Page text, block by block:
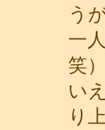
う
一
笑
い
り